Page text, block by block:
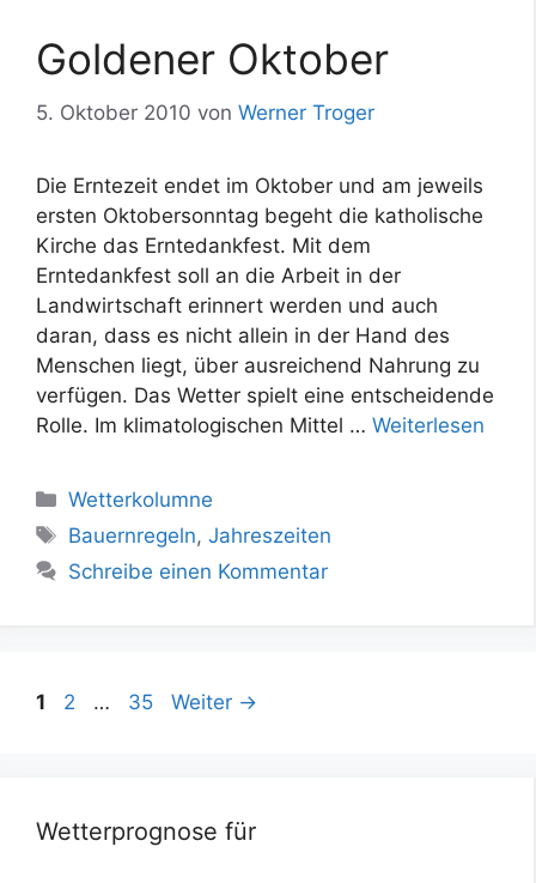
Goldener Oktober
5. Oktober 2010 von Werner Troger
Die Erntezeit endet im Oktober und am jeweils
ersten Oktobersonntag begeht die katholische
Kirche das Erntedankfest. Mit dem
Erntedankfest soll an die Arbeit in der
Landwirtschaft erinnert werden und auch
daran, dass es nicht allein in der Hand des
Menschen liegt, über ausreichend Nahrung zu
verfügen. Das Wetter spielt eine entscheidende
Rolle. Im klimatologischen Mittel … Weiterlesen
Kategorien
Wetterkolumne
Schlagwörter
Bauernregeln,Jahreszeiten
Schreibe einen Kommentar
Seite
1 Seite
2 … Seite
35 Weiter →
Wetterprognose für